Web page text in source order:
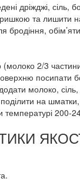
дріжджі,
кришкою та
бродіння,
2/3
молоко,
поділити на
200-